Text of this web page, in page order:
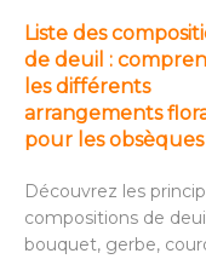
Liste des
de deuil :
les différents
arrangements
pour les obsèques
Découvrez les
compositions de
bouquet, gerbe,